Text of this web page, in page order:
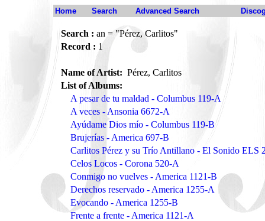
Home Search Advanced Search
Search : an = "Pérez, Carlitos"
Record : 1
Name of Artist: Pérez, Carlitos
List of Albums:
A pesar de tu maldad - Columbus 119-A
A veces - Ansonia 6672-A
Ayúdame Dios mío - Columbus 119-B
Brujerías - America 697-B
Carlitos Pérez y su Trío Antillano - El Sonido ELS
Celos Locos - Corona 520-A
Conmigo no vuelves - America 1121-B
Derechos reservado - America 1255-A
Evocando - America 1255-B
Frente a frente - America 1121-A